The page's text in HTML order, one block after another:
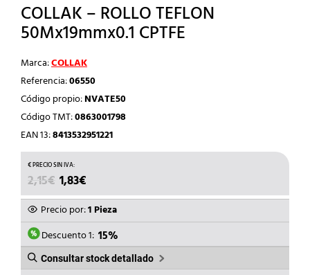
COLLAK – ROLLO TEFLON
50Mx19mmx0.1 CPTFE
Marca:COLLAK
Referencia:06550
Código propio:NVATE50
Código TMT:0863001798
EAN 13:8413532951221
2,15€ EL
PRECIO
ORIGINAL
ERA:
2,15€.
1,83€
PRECIO
ACTUAL
ES:
1,83€.
Precio por:1 Pieza
Descuento 1: 15%
Consultar stock detallado